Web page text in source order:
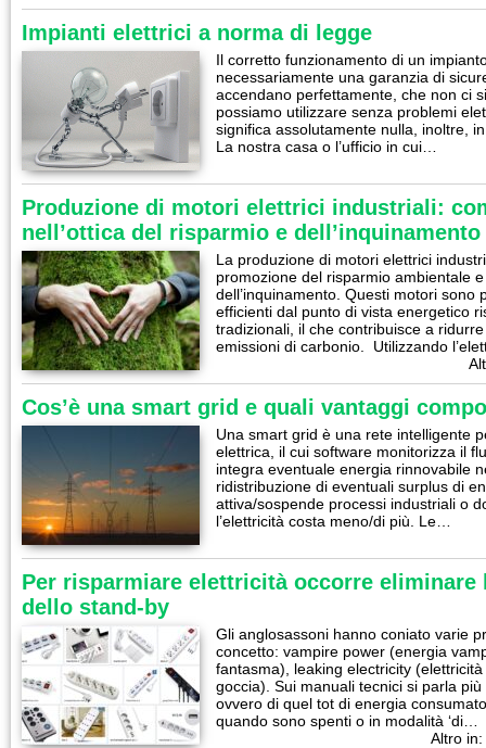
Impianti elettrici a norma di legge
Il corretto funzionamento di un
necessariamente una garanzia di
accendano perfettamente, che non ci
possiamo utilizzare senza problemi
significa assolutamente nulla, inoltre,
La nostra casa o l’ufficio in cui…
Produzione di motori elettrici industriali:
nell’ottica del risparmio e
La produzione di motori elettrici
promozione del risparmio ambientale
dell’inquinamento. Questi motori sono
efficienti dal punto di vista energetico
tradizionali, il che contribuisce a
emissioni di carbonio. Utilizzando
Cos’è una smart grid e quali vantaggi
Una smart grid è una rete intelligente
elettrica, il cui software monitorizza il
integra eventuale energia rinnovabile
ridistribuzione di eventuali surplus di
attiva/sospende processi industriali o
l’elettricità costa meno/di più. Le…
Per risparmiare elettricità occorre eliminare
dello stand-by
Gli anglosassoni hanno coniato varie
concetto: vampire power (energia
fantasma), leaking electricity
goccia). Sui manuali tecnici si parla
ovvero di quel tot di energia
quando sono spenti o in modalità ‘di…
Altro in: